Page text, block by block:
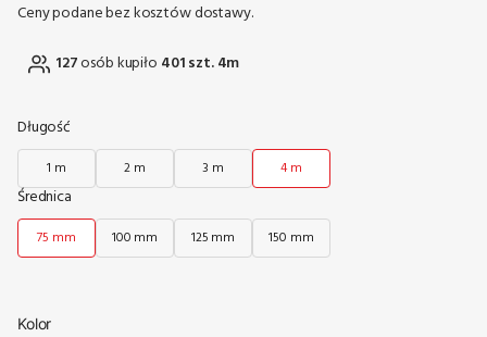
Ceny podane bez kosztów dostawy.
127osób kupiło 401 szt. 4m
Długość
1 m 2 m 3 m 4 m
Średnica
75 mm 100 mm 125 mm 150 mm
Kolor